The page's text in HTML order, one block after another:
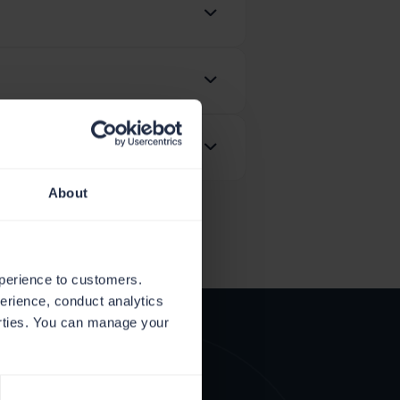
About
to customers.
conduct analytics
You can manage your
nadawcom oferujemy bezpłatne